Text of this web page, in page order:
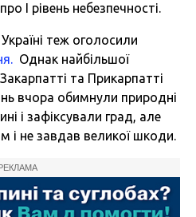
I рівень небезпечності.
теж оголосили
Однак найбільшої
та Прикарпатті
вчора обимнули природні
і зафіксували град, але
і не завдав великої шкоди.
РЕКЛАМА